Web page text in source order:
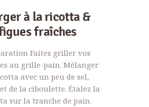
à la ricotta &
fraîches
Faites griller vos
au grille-pain. Mélanger
avec un peu de sel,
de la ciboulette. Étalez la
sur la tranche de pain.